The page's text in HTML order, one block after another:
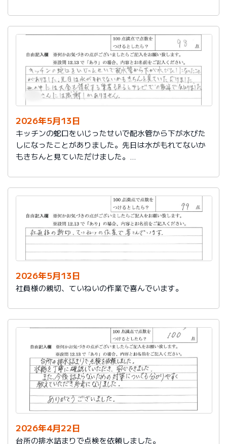
2026年5月13日
キッチンの蛇口をいじったせいで配水管から下が水びた
しになったことがありました。先日は水がもれてないか
もきちんと見ていただけました。
で知りました。
社員さんには感謝しかありません。
2026年5月13日
社員様の親切、ていねいの作業で喜んでいます。
2026年4月22日
台所の排水詰まりで点検を依頼しました。